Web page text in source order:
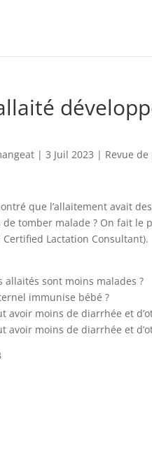
|3 Juil 2023 | Revue de
que l’allaitement avait
tomber malade ? On fait le
Lactation Consultant).
allaités sont moins malades ?
immunise bébé ?
avoir moins de diarrhée et
avoir moins de diarrhée et